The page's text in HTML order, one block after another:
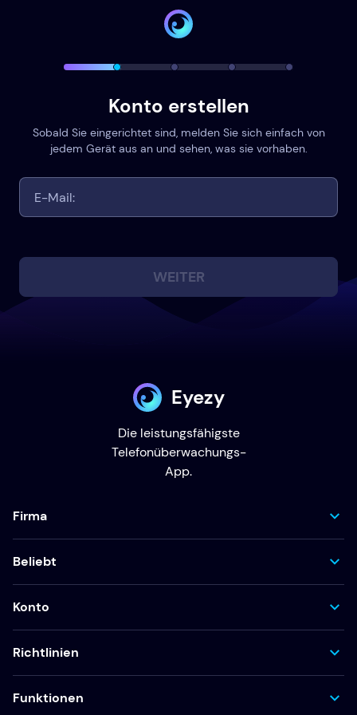
Konto erstellen
Sobald Sie eingerichtet sind, melden Sie sich einfach von
jedem Gerät aus an und sehen, was sie vorhaben.
WEITER
Eyezy
Die leistungsfähigste
Telefonüberwachungs-
App.
Firma
Beliebt
Konto
Richtlinien
Funktionen